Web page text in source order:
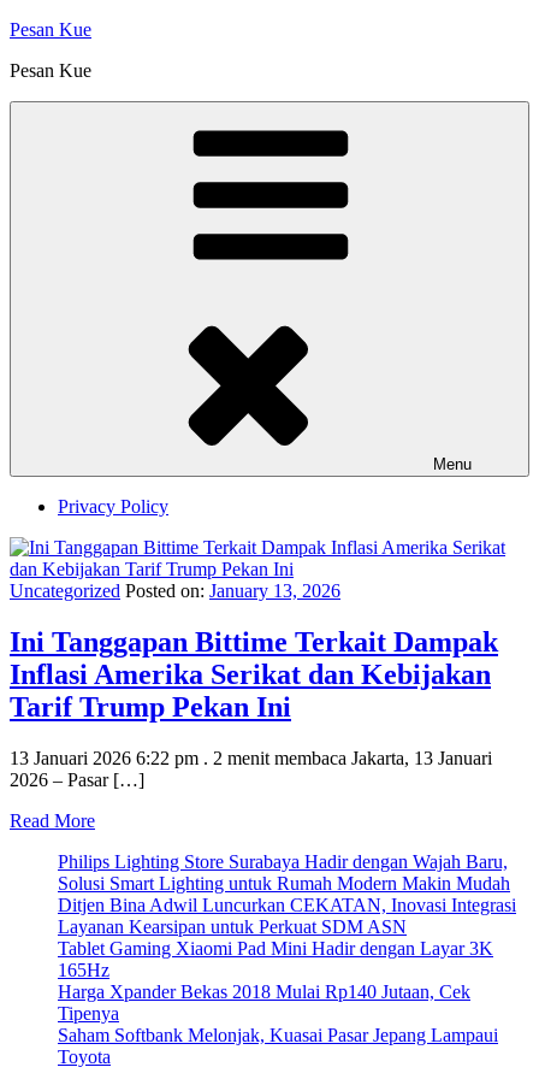
Skip
content
Pesan Kue
Pesan Kue
Menu
Privacy Policy
Uncategorized Posted on: January 13, 2026
Ini Tanggapan Bittime Terkait Dampak
Inflasi Amerika Serikat dan Kebijakan
Tarif Trump Pekan Ini
13 Januari 2026 6:22 pm . 2 menit membaca Jakarta, 13 Januari
2026 – Pasar […]
Read More
Philips Lighting Store Surabaya Hadir dengan Wajah Baru,
Solusi Smart Lighting untuk Rumah Modern Makin Mudah
Ditjen Bina Adwil Luncurkan CEKATAN, Inovasi Integrasi
Layanan Kearsipan untuk Perkuat SDM ASN
Tablet Gaming Xiaomi Pad Mini Hadir dengan Layar 3K
165Hz
Harga Xpander Bekas 2018 Mulai Rp140 Jutaan, Cek
Tipenya
Saham Softbank Melonjak, Kuasai Pasar Jepang Lampaui
Toyota